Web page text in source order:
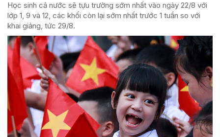
Học sinh cả nước sẽ tựu trường sớm nhất vào ngày 22/8 với
lớp 1, 9 và 12, các khối còn lại sớm nhất trước 1 tuần so với
khai giảng, tức 29/8.